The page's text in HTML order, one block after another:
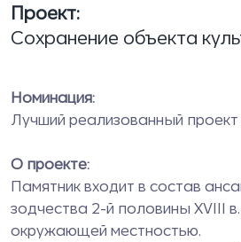
Проект:
Сохранение объекта
Номинация:
Лучший реализованный
О проекте:
Памятник входит в состав
зодчества 2-й половины ХVIII
окружающей местностью.